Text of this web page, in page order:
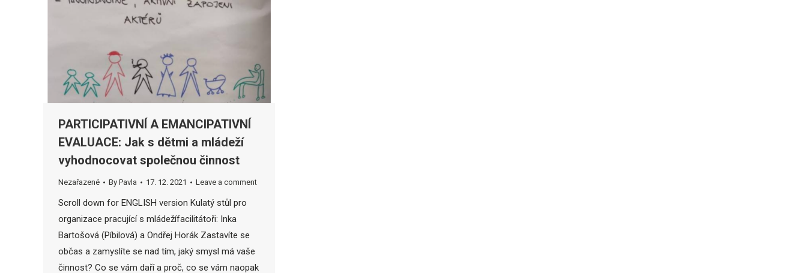
PARTICIPATIVNÍ A EMANCIPATIVNÍ
EVALUACE: Jak s dětmi a mládeží
vyhodnocovat společnou činnost
Nezařazené By Pavla 17. 12. 2021 Leave a comment
Scroll down for ENGLISH version Kulatý stůl pro
organizace pracující s mládežífacilitátoři: Inka
Bartošová (Píbilová) a Ondřej Horák Zastavíte se
občas a zamyslíte se nad tím, jaký smysl má vaše
činnost? Co se vám daří a proč, co se vám naopak